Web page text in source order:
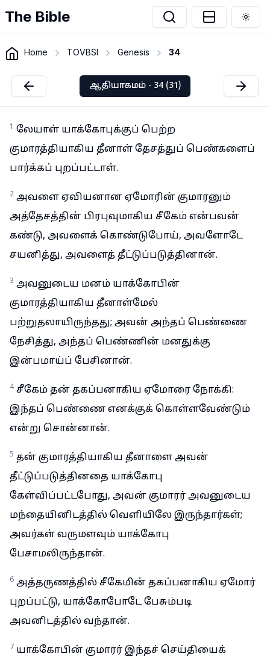
The Bible
Home TOVBSI Genesis 34
ஆதியாகமம் - 34 (31)
1 லேயாள் யாக்கோபுக்குப் பெற்ற
குமாரத்தியாகிய தீனாள் தேசத்துப் பெண்களைப்
பார்க்கப் புறப்பட்டாள்.
2 அவளை ஏவியனான ஏமோரின் குமாரனும்
அத்தேசத்தின் பிரபுவுமாகிய சீகேம் என்பவன்
கண்டு, அவளைக் கொண்டுபோய், அவளோடே
சயனித்து, அவளைத் தீட்டுப்படுத்தினான்.
3 அவனுடைய மனம் யாக்கோபின்
குமாரத்தியாகிய தீனாள்மேல்
பற்றுதலாயிருந்தது; அவன் அந்தப் பெண்ணை
நேசித்து, அந்தப் பெண்ணின் மனதுக்கு
இன்பமாய்ப் பேசினான்.
4 சீகேம் தன் தகப்பனாகிய ஏமோரை நோக்கி:
இந்தப் பெண்ணை எனக்குக் கொள்ளவேண்டும்
என்று சொன்னான்.
5 தன் குமாரத்தியாகிய தீனாளை அவன்
தீட்டுப்படுத்தினதை யாக்கோபு
கேள்விப்பட்டபோது, அவன் குமாரர் அவனுடைய
மந்தையினிடத்தில் வெளியிலே இருந்தார்கள்;
அவர்கள் வருமளவும் யாக்கோபு
பேசாமலிருந்தான்.
6 அத்தருணத்தில் சீகேமின் தகப்பனாகிய ஏமோர்
புறப்பட்டு, யாக்கோபோடே பேசும்படி
அவனிடத்தில் வந்தான்.
7 யாக்கோபின் குமாரர் இந்தச் செய்தியைக்